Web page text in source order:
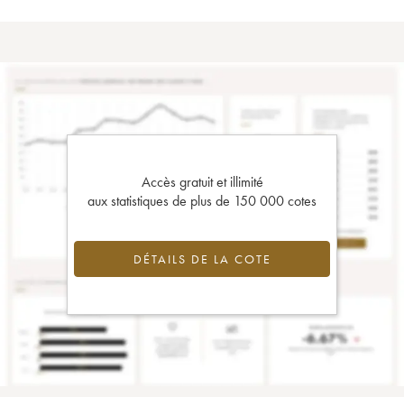
Accès gratuit et illimité
aux statistiques de plus de 150 000 cotes
DÉTAILS DE LA COTE